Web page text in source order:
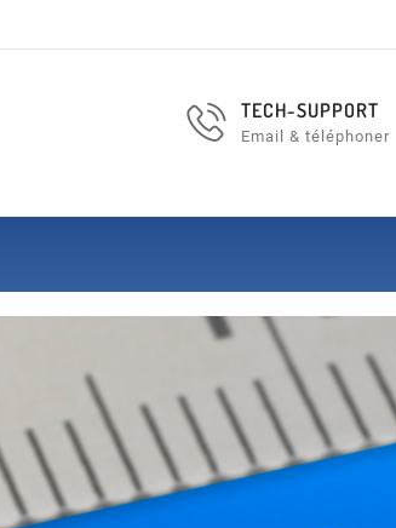
TECH-SUPPORT
Email & téléphoner